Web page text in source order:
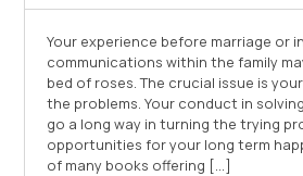
Your experience before marriage or
communications within the family
bed of roses. The crucial issue is
the problems. Your conduct in
go a long way in turning the trying
opportunities for your long term
of many books offering [...]